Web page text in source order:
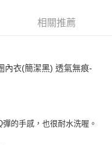
相關推薦
內衣(簡潔黑) 透氣無痕-
的手感，也很耐水洗喔。